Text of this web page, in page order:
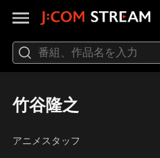
竹谷隆之
アニメスタッフ